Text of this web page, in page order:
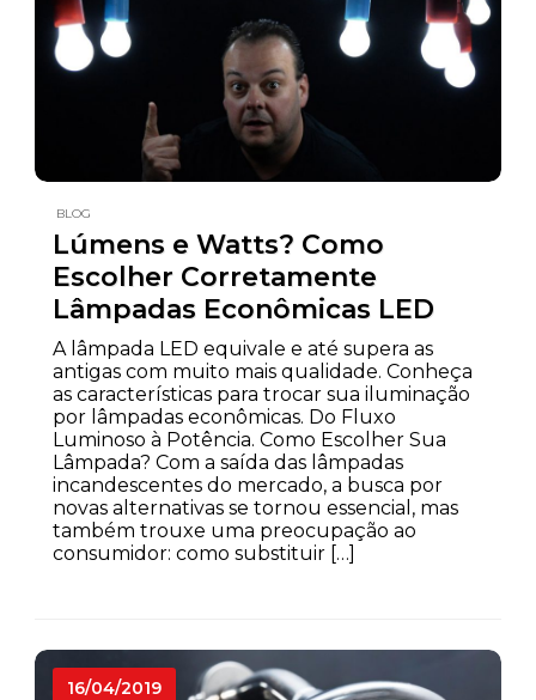
BLOG
Lúmens e Watts? Como
Escolher Corretamente
Lâmpadas Econômicas LED
A lâmpada LED equivale e até supera as
antigas com muito mais qualidade. Conheça
as características para trocar sua iluminação
por lâmpadas econômicas. Do Fluxo
Luminoso à Potência. Como Escolher Sua
Lâmpada? Com a saída das lâmpadas
incandescentes do mercado, a busca por
novas alternativas se tornou essencial, mas
também trouxe uma preocupação ao
consumidor: como substituir […]
16/04/2019